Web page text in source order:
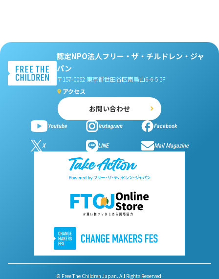
認定NPO法人フリー・ザ・チルドレン・ジャ
パン
〒157-0062 東京都世田谷区南烏山6-6-5 3F
アクセス
お問い合わせ
Youtube Instagram Facebook
X LINE Mail Magazine
© Free The Children Japan. All Rights Reserved.